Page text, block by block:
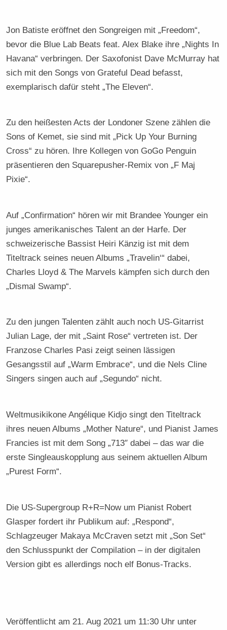
Jon Batiste eröffnet den Songreigen mit „Freedom“,
bevor die Blue Lab Beats feat. Alex Blake ihre „Nights In
Havana“ verbringen. Der Saxofonist Dave McMurray hat
sich mit den Songs von Grateful Dead befasst,
exemplarisch dafür steht „The Eleven“.
Zu den heißesten Acts der Londoner Szene zählen die
Sons of Kemet, sie sind mit „Pick Up Your Burning
Cross“ zu hören. Ihre Kollegen von GoGo Penguin
präsentieren den Square­pusher-Remix von „F Maj
Pixie“.
Auf „Confirmation“ hören wir mit Brandee Younger ein
junges amerikanisches Talent an der Harfe. Der
schweizerische Bassist Heiri Känzig ist mit dem
Titeltrack seines neuen Albums „Travelin‘“ dabei,
Charles Lloyd & The Marvels kämpfen sich durch den
„Dismal Swamp“.
Zu den jungen Talenten zählt auch noch US-Gitarrist
Julian Lage, der mit „Saint Rose“ vertreten ist. Der
Franzose Charles Pasi zeigt seinen lässigen
Gesangsstil auf „Warm Embrace“, und die Nels Cline
Singers singen auch auf „Segundo“ nicht.
Weltmusikikone Angélique Kidjo singt den Titeltrack
ihres neuen Albums „Mother Nature“, und Pianist James
Francies ist mit dem Song „713″ dabei – das war die
erste Singleauskopplung aus seinem aktuellen Album
„Purest Form“.
Die US-Supergroup R+R=Now um Pianist Robert
Glasper fordert ihr Publikum auf: „Respond“,
Schlagzeuger Makaya McCraven setzt mit „Son Set“
den Schlusspunkt der Compilation – in der digitalen
Version gibt es allerdings noch elf Bonus-Tracks.
Veröffentlicht am21. Aug 2021 um 11:30 Uhr unter